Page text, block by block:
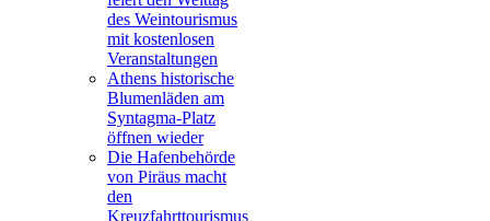
des Weintourismus
mit kostenlosen
Veranstaltungen
Athens historische
Blumenläden am
Syntagma-Platz
öffnen wieder
Die Hafenbehörde
von Piräus macht
den
Kreuzfahrttourismus